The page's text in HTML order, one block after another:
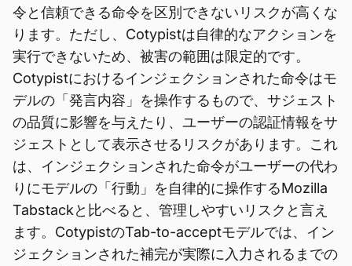
令と信頼できる命令を区別できないリスクが高くな
ります。ただし、Cotypistは自律的なアクションを
実行できないため、被害の範囲は限定的です。
Cotypistにおけるインジェクションされた命令はモ
デルの「発言内容」を操作するもので、サジェスト
の品質に影響を与えたり、ユーザーの認証情報をサ
ジェストとして表示させるリスクがあります。これ
は、インジェクションされた命令がユーザーの代わ
りにモデルの「行動」を自律的に操作するMozilla
Tabstackと比べると、管理しやすいリスクと言え
ます。CotypistのTab-to-acceptモデルでは、イン
ジェクションされた補完が実際に入力されるまでの